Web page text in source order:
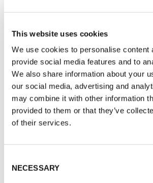
This website uses cookies
We use cookies to personalise content
provide social media features and to
We also share information about your
our social media, advertising and
may combine it with other information
provided to them or that they’ve
of their services.
Selection
NECESSARY
ALTRI DOCUMENTI